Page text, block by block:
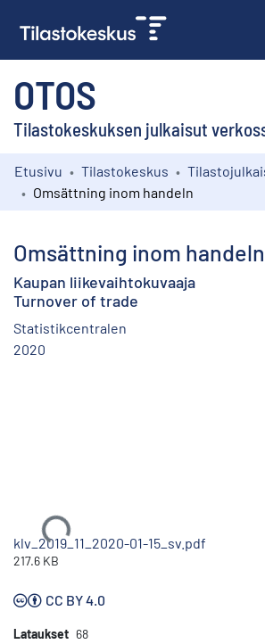
OTOS
Tilastokeskuksen julkaisut
Kokoelmat
Etusivu Tilastokeskus
Omsättning inom handeln
Omsättning inom handeln
Kaupan liikevaihtokuvaaja
Turnover of trade
Statistikcentralen
2020
Ladataan...
klv_2019_11_2020-01-15_sv.pdf
217.6 KB
CC BY 4.0
Lataukset 68